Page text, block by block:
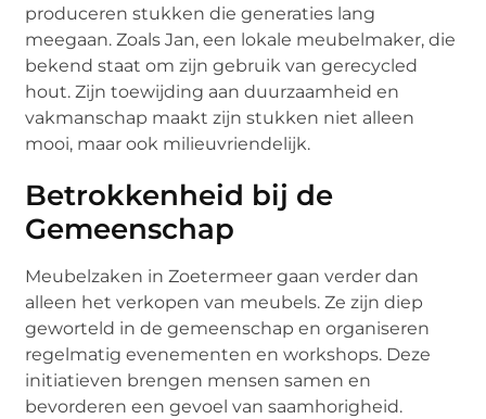
produceren stukken die generaties lang
meegaan. Zoals Jan, een lokale meubelmaker, die
bekend staat om zijn gebruik van gerecycled
hout. Zijn toewijding aan duurzaamheid en
vakmanschap maakt zijn stukken niet alleen
mooi, maar ook milieuvriendelijk.
Betrokkenheid bij de
Gemeenschap
Meubelzaken in Zoetermeer gaan verder dan
alleen het verkopen van meubels. Ze zijn diep
geworteld in de gemeenschap en organiseren
regelmatig evenementen en workshops. Deze
initiatieven brengen mensen samen en
bevorderen een gevoel van saamhorigheid.